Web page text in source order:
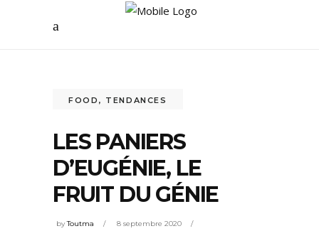
FOOD , TENDANCES
LES PANIERS
D’EUGÉNIE, LE
FRUIT DU GÉNIE
byToutma 8 septembre 2020